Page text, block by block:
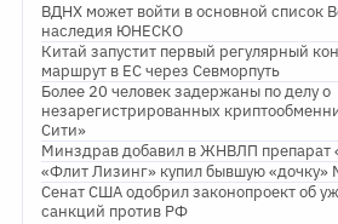
ВДНХ может войти в основной список
наследия ЮНЕСКО
Китай запустит первый регулярный
маршрут в ЕС через Севморпуть
Более 20 человек задержаны по делу о
незарегистрированных
Сити»
Минздрав добавил в ЖНВЛП препарат
«Флит Лизинг» купил бывшую «дочку»
Сенат США одобрил законопроект об
санкций против РФ